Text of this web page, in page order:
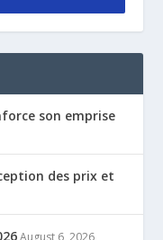
son emprise
des prix et
August 6, 2026